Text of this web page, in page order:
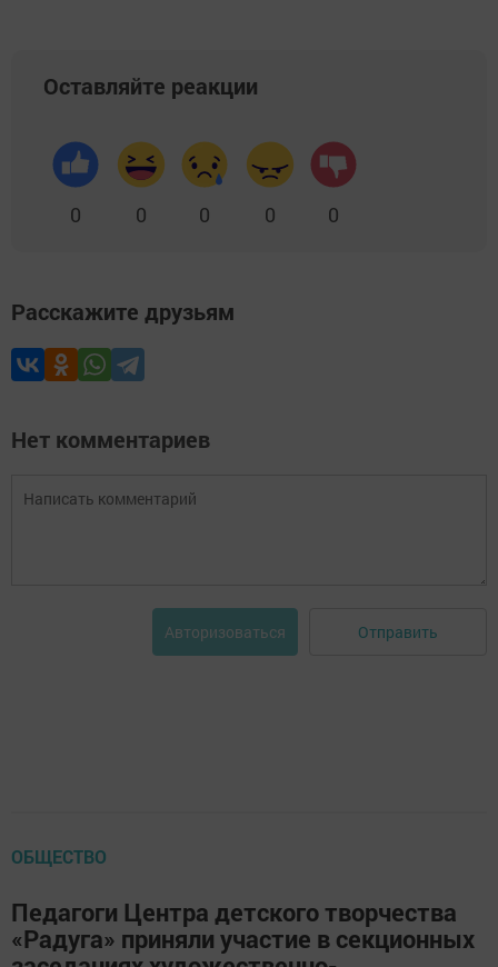
Оставляйте реакции
0 0 0 0 0
Расскажите друзьям
Нет комментариев
Авторизоваться Отправить
ОБЩЕСТВО
Педагоги Центра детского творчества
«Радуга» приняли участие в секционных